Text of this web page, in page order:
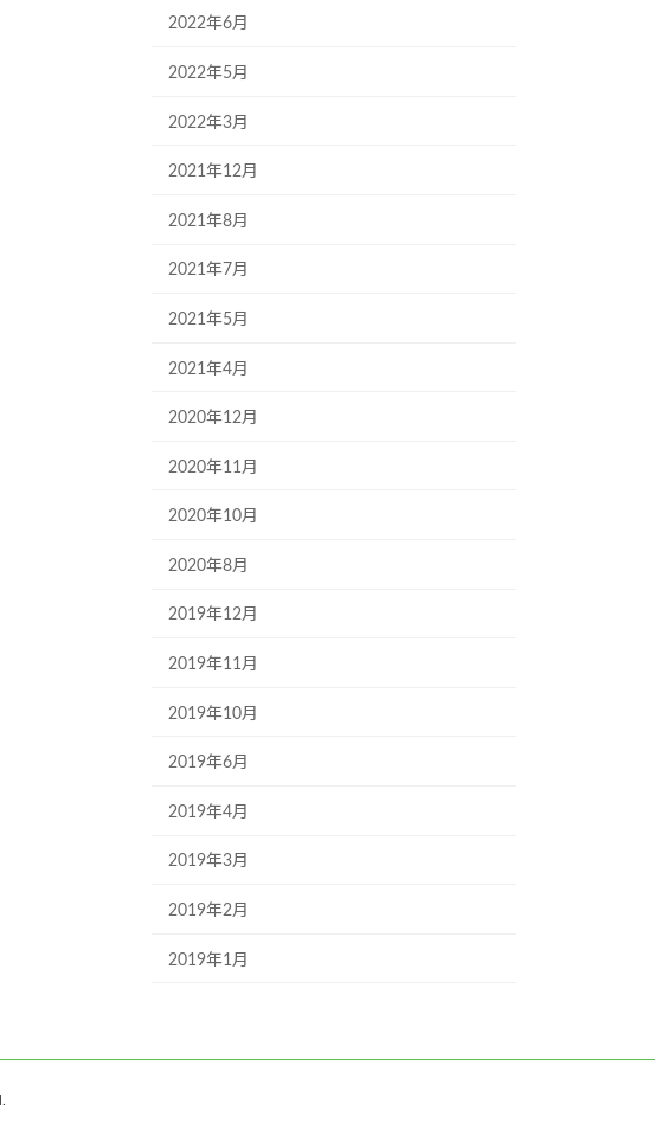
2022年6月
2022年5月
2022年3月
2021年12月
2021年8月
2021年7月
2021年5月
2021年4月
2020年12月
2020年11月
2020年10月
2020年8月
2019年12月
2019年11月
2019年10月
2019年6月
2019年4月
2019年3月
2019年2月
2019年1月